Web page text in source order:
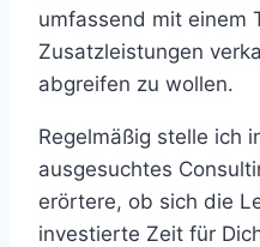
umfassend mit einem
Zusatzleistungen
abgreifen zu wollen.
Regelmäßig stelle ich
ausgesuchtes
erörtere, ob sich die
investierte Zeit für